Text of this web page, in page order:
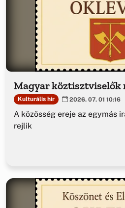
Magyar köztisztviselők
Kulturális hír 2026. 07. 01 10:16
A közösség ereje az egymás
rejlik